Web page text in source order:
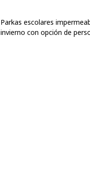
Parkas escolares
invierno con opción de